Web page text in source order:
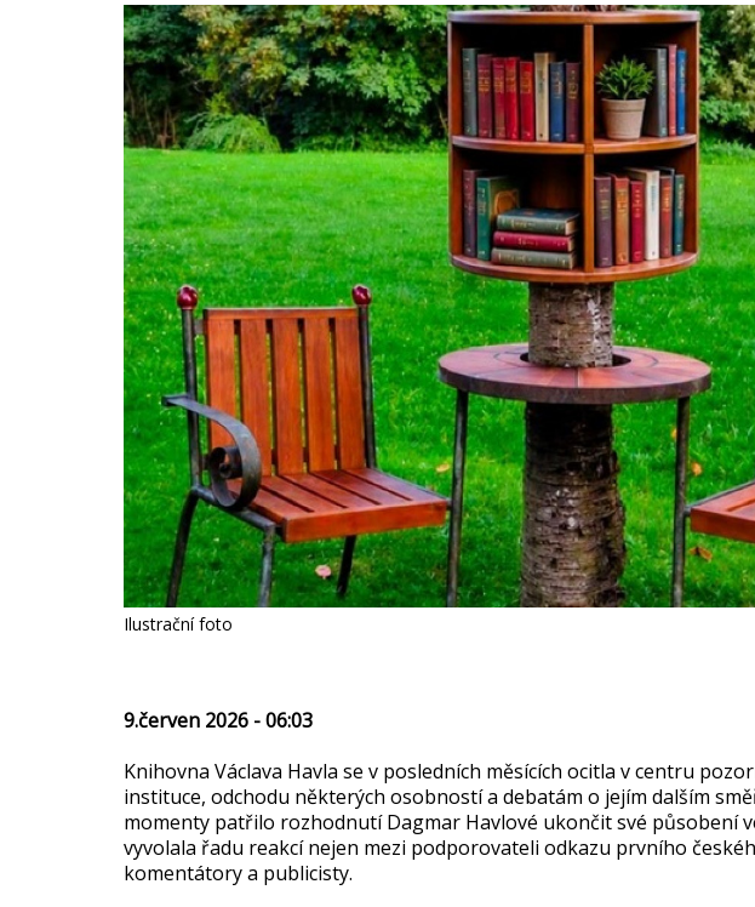
Ilustrační foto
9.červen 2026 - 06:03
Knihovna Václava Havla se v posledních měsících ocitla v centru
instituce, odchodu některých osobností a debatám o jejím dalším
momenty patřilo rozhodnutí Dagmar Havlové ukončit své působení
vyvolala řadu reakcí nejen mezi podporovateli odkazu prvního
komentátory a publicisty.